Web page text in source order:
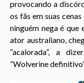
provocando a
os fãs em suas
ninguém nega é que
ator australiano,
“acalorada”, a
“Wolverine